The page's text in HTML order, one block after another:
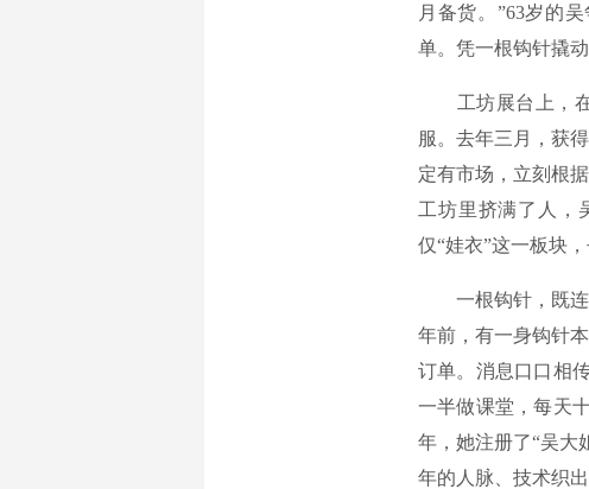
月备货。”63岁的
单。凭一根钩针撬
工坊展台上，在
服。去年三月，获
定有市场，立刻根
工坊里挤满了人，
仅“娃衣”这一板块
一根钩针，既连
年前，有一身钩针
订单。消息口口相
一半做课堂，每天
年，她注册了“吴大
年的人脉、技术织